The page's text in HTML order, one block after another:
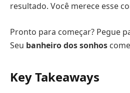
resultado. Você merece esse
Pronto para começar? Pegue
Seu banheiro dos sonhos
Key Takeaways